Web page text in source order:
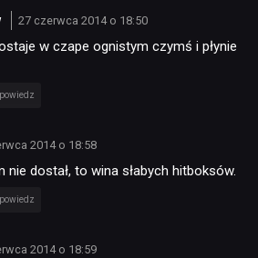
27 czerwca 2014 o 18:50
w czape ognistym czymś i płynie
2014 o 18:58
nie dostał, to wina słabych hitboksów.
2014 o 18:59